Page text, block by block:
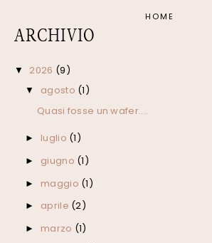
HOME
ARCHIVIO
▼ 2026 (9)
▼ agosto (1)
Quasi fosse un wafer....
► luglio (1)
► giugno (1)
► maggio (1)
► aprile (2)
► marzo (1)